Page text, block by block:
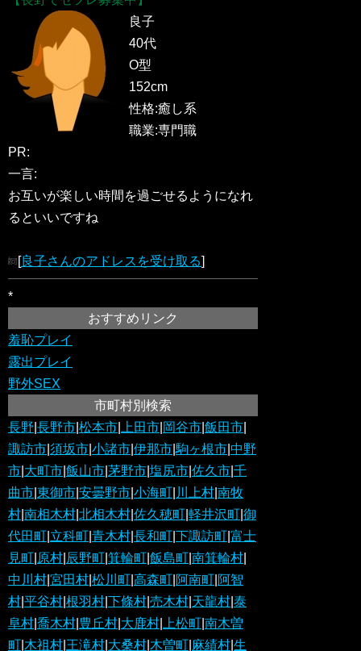
良子
40代
O型
152cm
性格:癒し系
職業:専門職
PR:
一言:
お互いが楽しい時間を過ごせるようになれ
るといいですね
[良子さんのアドレスを受け取る]
*
おすすめリンク
羞恥プレイ
露出プレイ
野外SEX
市町村別検索
長野 長野市 松本市 上田市 岡谷市 飯田市
諏訪市 須坂市 小諸市 伊那市 駒ヶ根市 中野
市 大町市 飯山市 茅野市 塩尻市 佐久市 千
曲市 東御市 安曇野市 小海町 川上村 南牧
村 南相木村 北相木村 佐久穂町 軽井沢町 御
代田町 立科町 青木村 長和町 下諏訪町 富士
見町 原村 辰野町 箕輪町 飯島町 南箕輪村
中川村 宮田村 松川町 高森町 阿南町 阿智
村 平谷村 根羽村 下條村 売木村 天龍村 泰
阜村 喬木村 豊丘村 大鹿村 上松町 南木曽
町 木祖村 王滝村 大桑村 木曽町 麻績村 生